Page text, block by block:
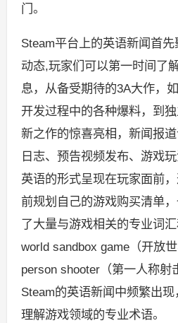
门。
Steam平台上的英语新闻首
动态,玩家们可以第一时间了
息，从备受期待的3A大作，
开发过程中的各种爆料，到
新之作的惊喜亮相，新闻报
日志、预告视频发布、游戏
英语的形式呈现在玩家面前
前规划自己的游戏购买清单
了大量与游戏相关的专业词
world sandbox game（开放
person shooter（第一人称射
Steam的英语新闻中频繁出
理解游戏领域的专业术语。